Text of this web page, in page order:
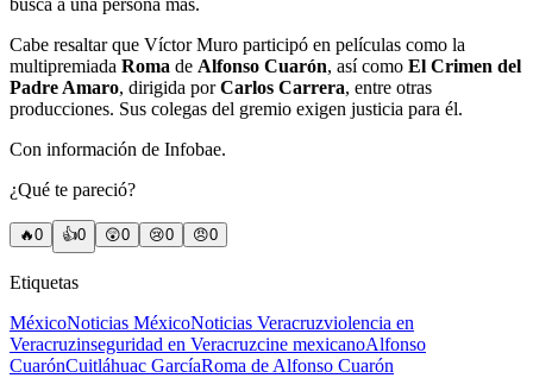
busca a una persona más.
Cabe resaltar que Víctor Muro participó en películas como la
multipremiada Roma de Alfonso Cuarón, así como El Crimen del
Padre Amaro, dirigida porCarlos Carrera, entre otras
producciones. Sus colegas del gremio exigen justicia para él.
Con información de Infobae.
¿Qué te pareció?
🔥0 👍0 😲0 😢0 😠0
Etiquetas
MéxicoNoticias MéxicoNoticias Veracruzviolencia en
Veracruzinseguridad en Veracruzcine mexicanoAlfonso
CuarónCuitláhuac GarcíaRoma de Alfonso Cuarón